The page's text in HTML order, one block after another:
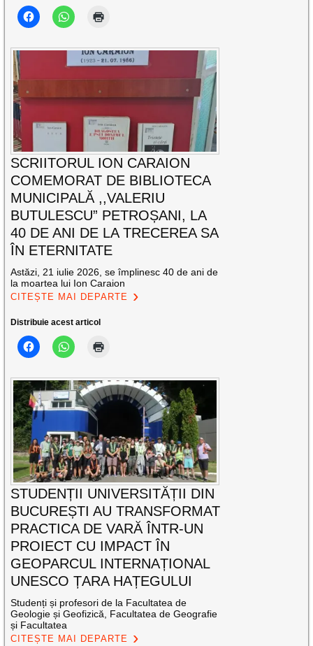
SCRIITORUL ION CARAION
COMEMORAT DE BIBLIOTECA
MUNICIPALĂ ,,VALERIU
BUTULESCU” PETROȘANI, LA
40 DE ANI DE LA TRECEREA SA
ÎN ETERNITATE
Astăzi, 21 iulie 2026, se împlinesc 40 de ani de
la moartea lui Ion Caraion
CITEȘTE MAI DEPARTE
Distribuie acest articol
STUDENȚII UNIVERSITĂȚII DIN
BUCUREȘTI AU TRANSFORMAT
PRACTICA DE VARĂ ÎNTR-UN
PROIECT CU IMPACT ÎN
GEOPARCUL INTERNAȚIONAL
UNESCO ȚARA HAȚEGULUI
Studenți și profesori de la Facultatea de
Geologie și Geofizică, Facultatea de Geografie
și Facultatea
CITEȘTE MAI DEPARTE